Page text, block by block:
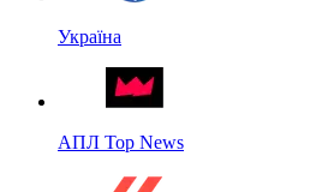
Україна
АПЛ Top News